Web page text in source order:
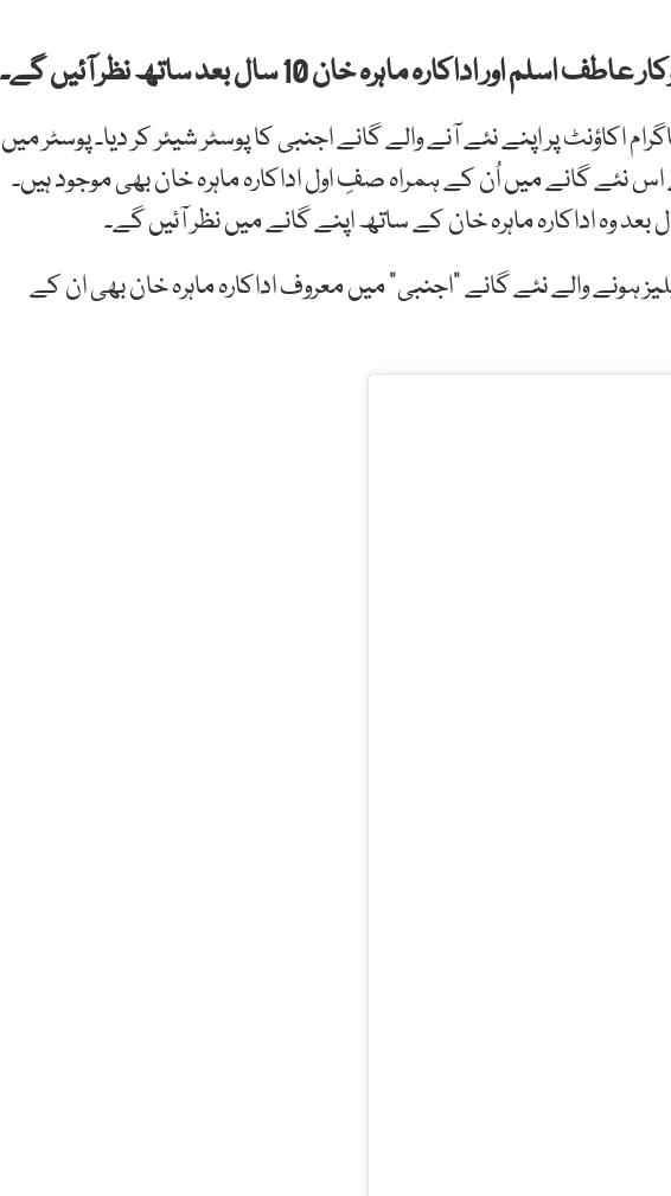
اداکارہ ماہرہ خان 10 سال بعد ساتھ نظر آئیں گے۔
اکاؤنٹ پر اپنے نئے آنے والے گانے اجنبی کا پوسٹر شیئر کر دیا۔ پوسٹر میں
گانے میں اُن کے ہمراہ صفِ اول اداکارہ ماہرہ خان بھی موجود ہیں۔
والے نئے گانے “اجنبی” میں معروف اداکارہ ماہرہ خان بھی ان کے